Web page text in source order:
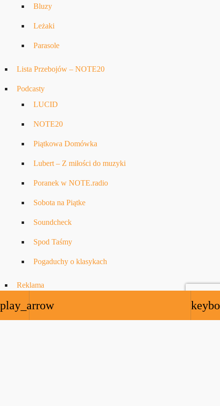
play_arrow
Bluzy
Leżaki
Parasole
Lista Przebojów – NOTE20
Podcasty
LUCID
NOTE20
Piątkowa Domówka
Lubert – Z miłości do muzyki
Poranek w NOTE.radio
Sobota na Piątke
Soundcheck
Spod Taśmy
Pogaduchy o klasykach
Reklama